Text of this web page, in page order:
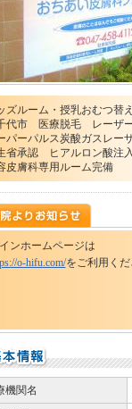
ズルーム・授乳おむつ替
代市 医療脱毛 レーザ
パーパルス炭酸ガスレー
省承認 ヒアルロン酸注入
皮膚科専用ルーム完備
ンホームページは
o-hifu.com/をご利用くだ
機関名